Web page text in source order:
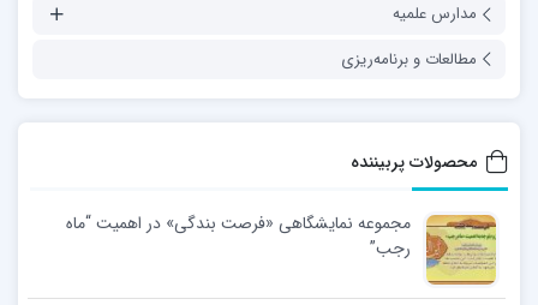
مدارس علمیه
مطالعات و برنامه‌ریزی
محصولات پربیننده
مجموعه نمایشگاهی «فرصت بندگی» در اهمیت “ماه
رجب”